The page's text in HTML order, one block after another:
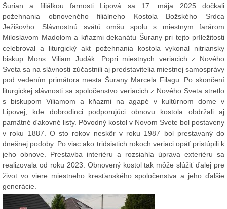
Šurian a filiálkou farnosti Lipová sa 17. mája 2025 dočkali
požehnania obnoveného filiálneho Kostola Božského Srdca
Ježišovho. Slávnostnú svätú omšu spolu s miestnym farárom
Miloslavom Madolom a kňazmi dekanátu Šurany pri tejto príležitosti
celebroval a liturgický akt požehnania kostola vykonal nitriansky
biskup Mons. Viliam Judák. Popri miestnych veriacich z Nového
Sveta sa na slávnosti zúčastnili aj predstavitelia miestnej samosprávy
pod vedením primátora mesta Šurany Marcela Filagu. Po skončení
liturgickej slávnosti sa spoločenstvo veriacich z Nového Sveta stretlo
s biskupom Viliamom a kňazmi na agapé v kultúrnom dome v
Lipovej, kde dobrodinci podporujúci obnovu kostola obdržali aj
pamätné ďakovné listy. Pôvodný kostol v Novom Svete bol postaveny
v roku 1887. O sto rokov neskôr v roku 1987 bol prestavaný do
dnešnej podoby. Po viac ako tridsiatich rokoch veriaci opäť pristúpili k
jeho obnove. Prestavba interiéru a rozsiahla úprava exteriéru sa
realizovala od roku 2023. Obnovený kostol tak môže slúžiť ďalej pre
život vo viere miestneho kresťanského spoločenstva a jeho ďalšie
generácie.